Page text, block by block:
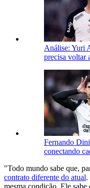
Análise: Yuri
precisa voltar
Fernando
conectando
"Todo mundo sabe que,
contrato diferente do atual.
mesma condição. Ele sabe